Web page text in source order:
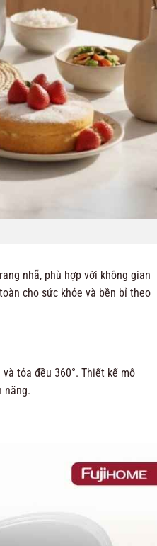
nhã, phù hợp với không gian
cho sức khỏe và bền bỉ theo
tỏa đều 360°. Thiết kế mô
năng.